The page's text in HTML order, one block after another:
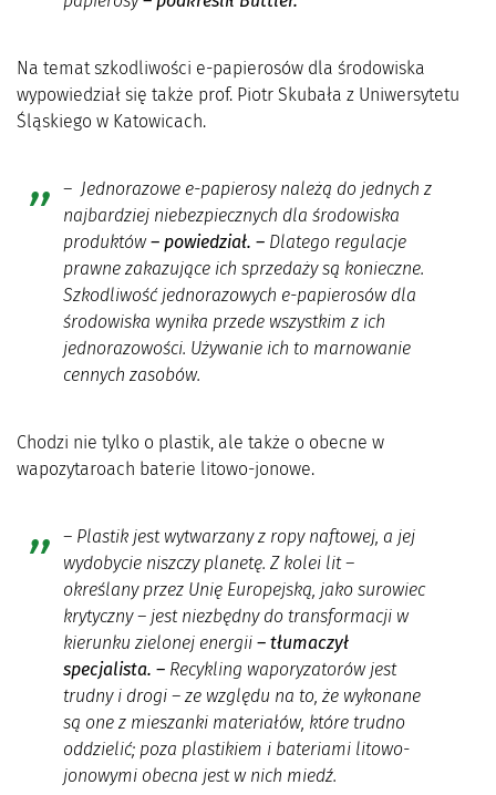
Na temat szkodliwości e-papierosów dla środowiska
wypowiedział się także prof. Piotr Skubała z Uniwersytetu
Śląskiego w Katowicach.
– Jednorazowe e-papierosy należą do jednych z
najbardziej niebezpiecznych dla środowiska
produktów– powiedział. – Dlatego regulacje
prawne zakazujące ich sprzedaży są konieczne.
Szkodliwość jednorazowych e-papierosów dla
środowiska wynika przede wszystkim z ich
jednorazowości. Używanie ich to marnowanie
cennych zasobów.
Chodzi nie tylko o plastik, ale także o obecne w
wapozytaroach baterie litowo-jonowe.
– Plastik jest wytwarzany z ropy naftowej, a jej
wydobycie niszczy planetę. Z kolei lit –
określany przez Unię Europejską, jako surowiec
krytyczny – jest niezbędny do transformacji w
kierunku zielonej energii – tłumaczył
specjalista. –Recykling waporyzatorów jest
trudny i drogi – ze względu na to, że wykonane
są one z mieszanki materiałów, które trudno
oddzielić; poza plastikiem i bateriami litowo-
jonowymi obecna jest w nich miedź.